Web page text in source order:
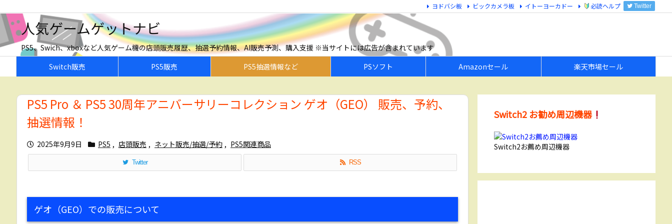
人気ゲームゲットナビ
PS5、Swich、xboxなど人気ゲーム機の店頭販売履歴、抽選予約情報、AI販売予測、購入支援 ※当サイトには広告が含まれています
Switch販売
PS5販売 PS5抽選情報など PSソフト Amazonセール 楽天市場セール
ヨドバシ板 ビックカメラ板 イトーヨーカドー 必読ヘルプ Twitter
PS5 Pro ＆ PS5 30周年アニバーサリーコレクション ゲオ（GEO） 販売、予約、
抽選情報！
2025年9月9日 PS5 , 店頭販売 , ネット販売/抽選/予約 , PS5関連商品
Twitter RSS
ゲオ（GEO）での販売について
Switch2 お勧め周辺機器
Switch2お薦め周辺機器